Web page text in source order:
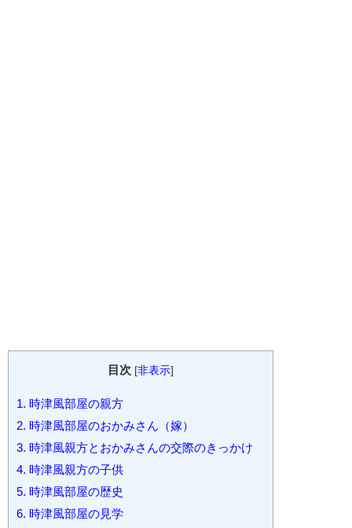
目次 [非表示]
1. 時津風部屋の親方
2. 時津風部屋のおかみさん（嫁）
3. 時津風親方とおかみさんの交際のきっかけ
4. 時津風親方の子供
5. 時津風部屋の歴史
6. 時津風部屋の見学